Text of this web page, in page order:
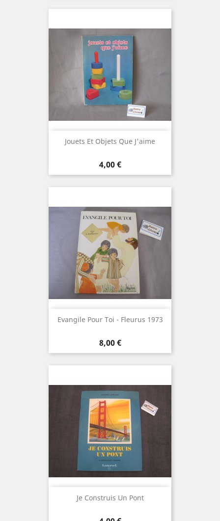
Jouets Et Objets Que J'aime
Prix
4,00 €
Evangile Pour Toi - Fleurus 1973
Prix
8,00 €
Je Construis Un Pont